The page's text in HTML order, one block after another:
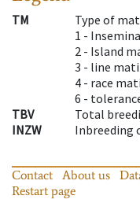
TM
Type of
1 -
2 - Island
3 - line
4 - race
6 -
TBV
Total
INZW
Inbreeding
Contact About us
Restart page